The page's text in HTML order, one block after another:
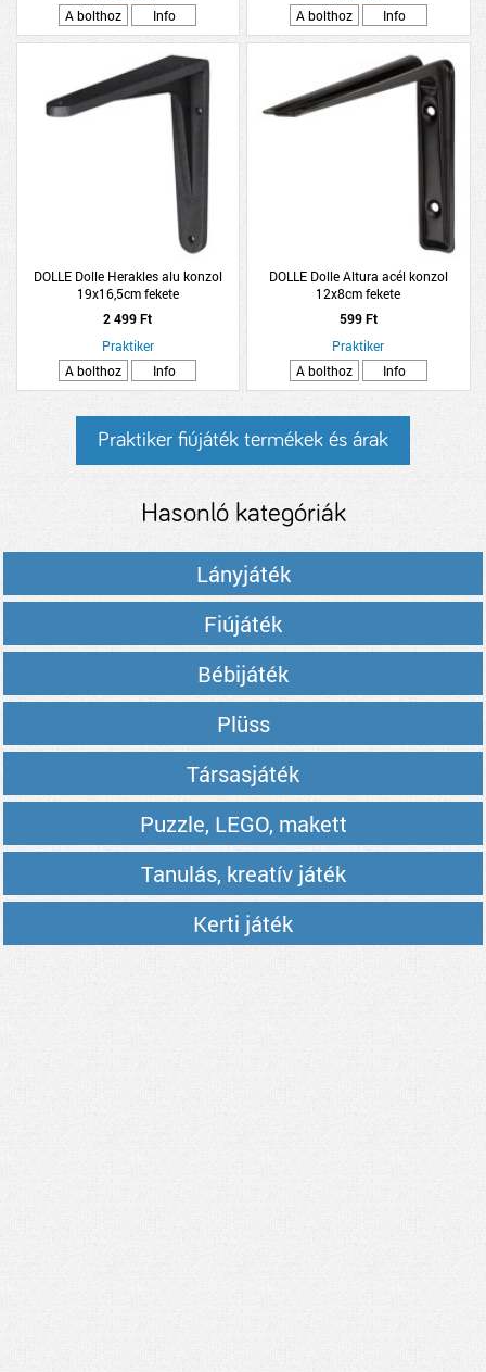
A bolthoz
Info
A bolthoz
Info
DOLLE Dolle Herakles alu konzol
19x16,5cm fekete
2 499 Ft
Praktiker
A bolthoz
Info
DOLLE Dolle Altura acél konzol
12x8cm fekete
599 Ft
Praktiker
A bolthoz
Info
Praktiker fiújáték termékek és árak
Hasonló kategóriák
Lányjáték
Fiújáték
Bébijáték
Plüss
Társasjáték
Puzzle, LEGO, makett
Tanulás, kreatív játék
Kerti játék